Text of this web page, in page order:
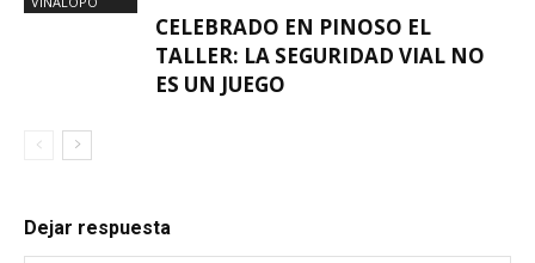
CELEBRADO EN PINOSO EL
TALLER: LA SEGURIDAD VIAL NO
ES UN JUEGO
Dejar respuesta